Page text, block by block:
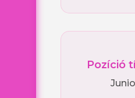
Pozíció